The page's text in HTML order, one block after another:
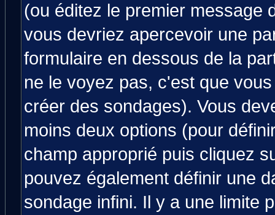
(ou éditez le premier message
vous devriez apercevoir une
formulaire en dessous de la
ne le voyez pas, c'est que
créer des sondages). Vous
moins deux options (pour
champ approprié puis cliquez
pouvez également définir une
sondage infini. Il y a une limite